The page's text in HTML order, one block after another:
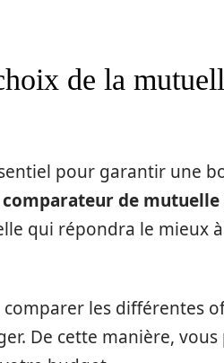
de la
pour garantir une
comparateur de mutuelle
qui répondra le mieux
les différentes
De cette manière,